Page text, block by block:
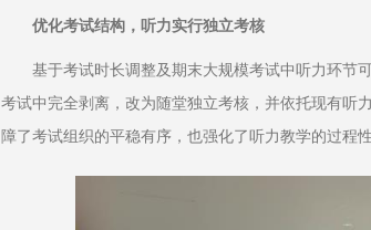
优化考试结构，听力实行独立考核
基于考试时长调整及期末大规模考试中听力环节
考试中完全剥离，改为随堂独立考核，并依托现有听
障了考试组织的平稳有序，也强化了听力教学的过程性